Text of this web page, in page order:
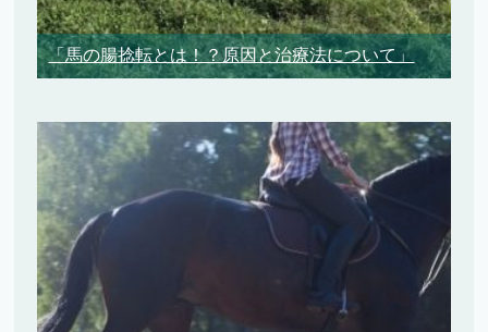
「馬の腸捻転とは！？原因と治療法について」